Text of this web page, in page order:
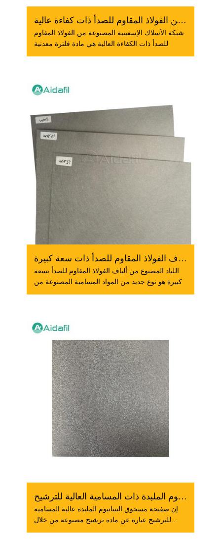
شبكة أسلاك إسفين من الفولاذ المقاوم للصدأ ذات كفاءة عالية...
شبكة الأسلاك الإسفينية المصنوعة من الفولاذ المقاوم
للصدأ ذات الكفاءة العالية هي مادة فلترة معدنية
لباد ملبد من ألياف الفولاذ المقاوم للصدأ ذات سعة كبيرة
اللباد المصنوع من ألياف الفولاذ المقاوم للصدأ بسعة
كبيرة هو نوع جديد من المواد المسامية المصنوعة من
لوحة مسحوق التيتانيوم الملبدة ذات المسامية العالية للترشيح
إن صفيحة مسحوق التيتانيوم الملبدة عالية المسامية
للترشيح عبارة عن مادة ترشيح مصنوعة من خلال